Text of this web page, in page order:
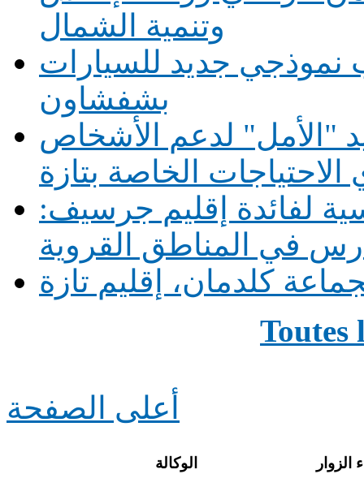
وتنمية الشمال
نموذجي جديد للسيارات
بشفشاون
"الأمل" لدعم الأشخاص
الاحتياجات الخاصة بتازة
حافلة مدرسية لفائدة إقليم جرسيف:
كلدمان، إقليم تازة
Toutes
أعلى الصفحة
الوكالة الزوار